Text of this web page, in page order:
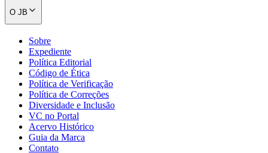
Internacional
O JB
Sobre
Expediente
Política Editorial
Código de Ética
Política de Verificação
Política de Correções
Diversidade e Inclusão
VC no Portal
Acervo Histórico
Guia da Marca
Contato